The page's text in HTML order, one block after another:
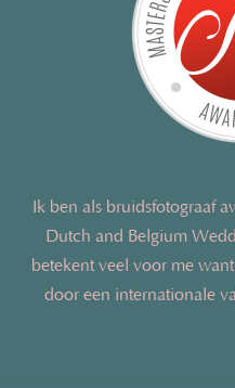
Ik ben als bruidsfotograaf
Dutch and Belgium
betekent veel voor me
door een internationale